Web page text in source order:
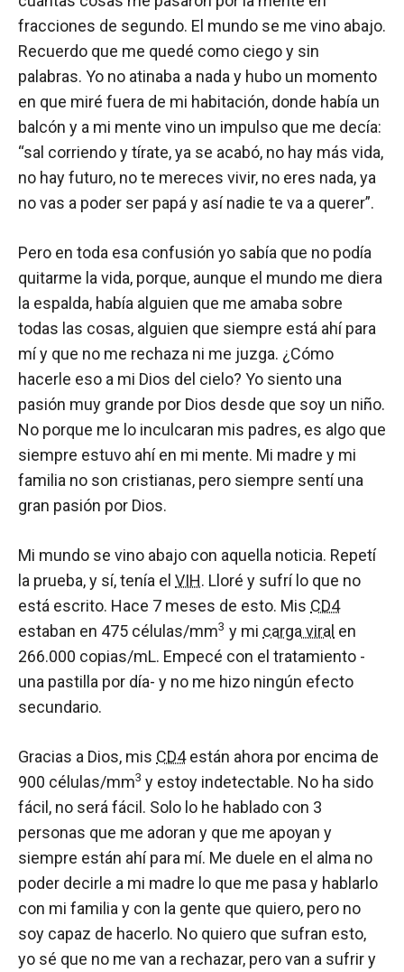
fracciones de segundo. El mundo se me vino abajo.
Recuerdo que me quedé como ciego y sin
palabras. Yo no atinaba a nada y hubo un momento
en que miré fuera de mi habitación, donde había un
balcón y a mi mente vino un impulso que me decía:
“sal corriendo y tírate, ya se acabó, no hay más vida,
no hay futuro, no te mereces vivir, no eres nada, ya
no vas a poder ser papá y así nadie te va a querer”.
Pero en toda esa confusión yo sabía que no podía
quitarme la vida, porque, aunque el mundo me diera
la espalda, había alguien que me amaba sobre
todas las cosas, alguien que siempre está ahí para
mí y que no me rechaza ni me juzga. ¿Cómo
hacerle eso a mi Dios del cielo? Yo siento una
pasión muy grande por Dios desde que soy un niño.
No porque me lo inculcaran mis padres, es algo que
siempre estuvo ahí en mi mente. Mi madre y mi
familia no son cristianas, pero siempre sentí una
gran pasión por Dios.
Mi mundo se vino abajo con aquella noticia. Repetí
la prueba, y sí, tenía el VIH. Lloré y sufrí lo que no
está escrito. Hace 7 meses de esto. Mis CD4
estaban en 475 células/mm3 y mi carga viral en
266.000 copias/mL. Empecé con el tratamiento -
una pastilla por día- y no me hizo ningún efecto
secundario.
Gracias a Dios, mis CD4están ahora por encima de
900 células/mm3 y estoy indetectable. No ha sido
fácil, no será fácil. Solo lo he hablado con 3
personas que me adoran y que me apoyan y
siempre están ahí para mí. Me duele en el alma no
poder decirle a mi madre lo que me pasa y hablarlo
con mi familia y con la gente que quiero, pero no
soy capaz de hacerlo. No quiero que sufran esto,
yo sé que no me van a rechazar, pero van a sufrir y